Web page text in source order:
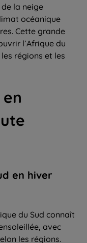
la neige
océanique
Cette grande
l’Afrique du
régions et les
en
en hiver
du Sud connaît
avec
les régions.